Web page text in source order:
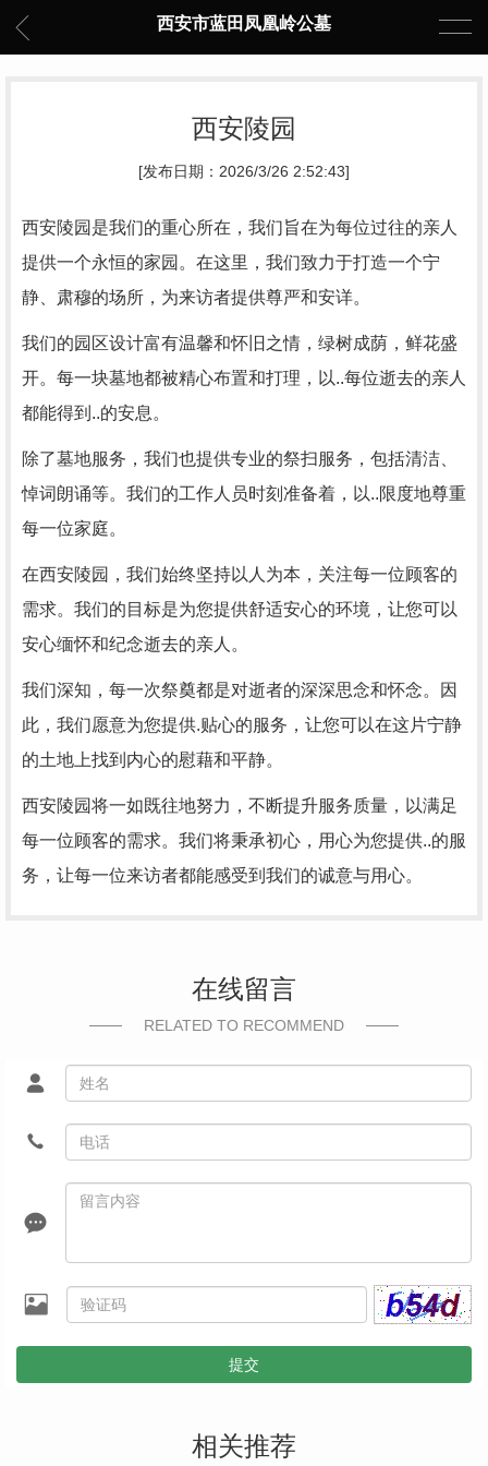
西安市蓝田凤凰岭公墓
西安陵园
[发布日期：2026/3/26 2:52:43]
西安陵园是我们的重心所在，我们旨在为每位过往的亲人
提供一个永恒的家园。在这里，我们致力于打造一个宁
静、肃穆的场所，为来访者提供尊严和安详。
我们的园区设计富有温馨和怀旧之情，绿树成荫，鲜花盛
开。每一块墓地都被精心布置和打理，以..每位逝去的亲人
都能得到..的安息。
除了墓地服务，我们也提供专业的祭扫服务，包括清洁、
悼词朗诵等。我们的工作人员时刻准备着，以..限度地尊重
每一位家庭。
在西安陵园，我们始终坚持以人为本，关注每一位顾客的
需求。我们的目标是为您提供舒适安心的环境，让您可以
安心缅怀和纪念逝去的亲人。
我们深知，每一次祭奠都是对逝者的深深思念和怀念。因
此，我们愿意为您提供.贴心的服务，让您可以在这片宁静
的土地上找到内心的慰藉和平静。
西安陵园将一如既往地努力，不断提升服务质量，以满足
每一位顾客的需求。我们将秉承初心，用心为您提供..的服
务，让每一位来访者都能感受到我们的诚意与用心。
在线留言
RELATED TO RECOMMEND
提交
相关推荐